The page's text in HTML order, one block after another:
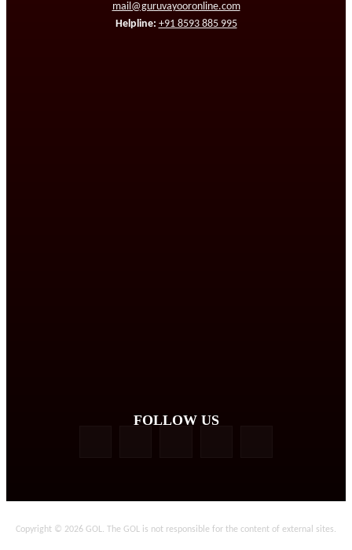
mail@guruvayooronline.com
Helpline: +91 8593 885 995
FOLLOW US
Copyright © 2026 GOL. The GOL is not responsible for the content of external sites.